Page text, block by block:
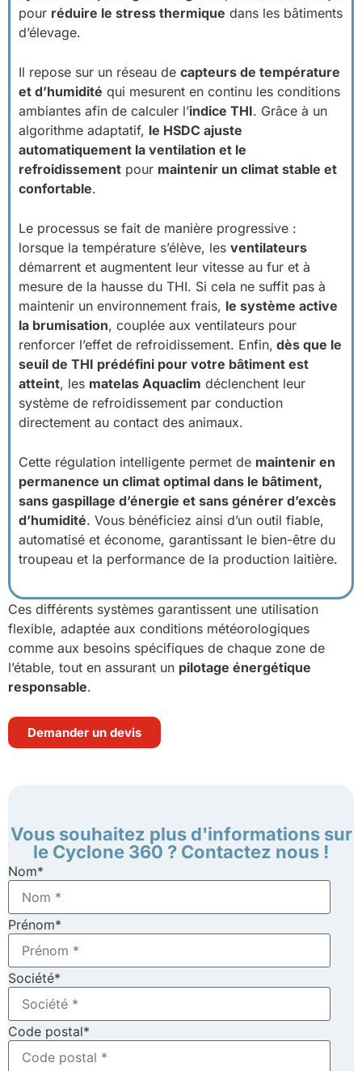
pour réduire le stress thermique dans les bâtiments
d’élevage.
Il repose sur un réseau de capteurs de température
et d’humidité qui mesurent en continu les conditions
ambiantes afin de calculer l’indice THI. Grâce à un
algorithme adaptatif, le HSDC ajuste
automatiquement la ventilation et le
refroidissement pour maintenir un climat stable et
confortable.
Le processus se fait de manière progressive :
lorsque la température s’élève, les ventilateurs
démarrent et augmentent leur vitesse au fur et à
mesure de la hausse du THI. Si cela ne suffit pas à
maintenir un environnement frais, le système active
la brumisation, couplée aux ventilateurs pour
renforcer l’effet de refroidissement. Enfin, dès que le
seuil de THI prédéfini pour votre bâtiment est
atteint, les matelas Aquaclim déclenchent leur
système de refroidissement par conduction
directement au contact des animaux.
Cette régulation intelligente permet de maintenir en
permanence un climat optimal dans le bâtiment,
sans gaspillage d’énergie et sans générer d’excès
d’humidité. Vous bénéficiez ainsi d’un outil fiable,
automatisé et économe, garantissant le bien-être du
troupeau et la performance de la production laitière.
Ces différents systèmes garantissent une utilisation
flexible, adaptée aux conditions météorologiques
comme aux besoins spécifiques de chaque zone de
l’étable, tout en assurant un pilotage énergétique
responsable.
Demander un devis
Vous souhaitez plus d'informations sur
le Cyclone 360 ? Contactez nous !
Nom*
Prénom*
Société*
Code postal*